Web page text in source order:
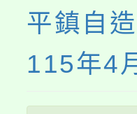
平鎮自
115年4